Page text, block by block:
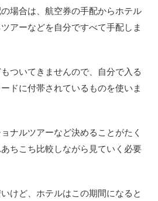
場合は、航空券の手配からホテル
アーなどを自分ですべて手配しま
ついてきませんので、自分で入る
ドに付帯されているものを使いま
ナルツアーなど決めることがたく
ちこち比較しながら見ていく必要
けど、ホテルはこの期間になると